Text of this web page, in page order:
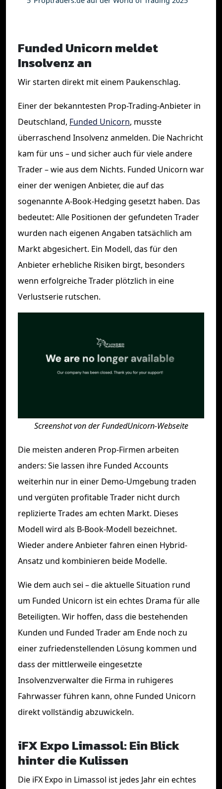
Funded Unicorn meldet
Insolvenz an
Wir starten direkt mit einem Paukenschlag.
Einer der bekanntesten Prop-Trading-Anbieter in
Deutschland, Funded Unicorn, musste
überraschend Insolvenz anmelden. Die Nachricht
kam für uns – und sicher auch für viele andere
Trader – wie aus dem Nichts. Funded Unicorn war
einer der wenigen Anbieter, die auf das
sogenannte A-Book-Hedging gesetzt haben. Das
bedeutet: Alle Positionen der gefundeten Trader
wurden nach eigenen Angaben tatsächlich am
Markt abgesichert. Ein Modell, das für den
Anbieter erhebliche Risiken birgt, besonders
wenn erfolgreiche Trader plötzlich in eine
Verlustserie rutschen.
Screenshot von der FundedUnicorn-Webseite
Die meisten anderen Prop-Firmen arbeiten
anders: Sie lassen ihre Funded Accounts
weiterhin nur in einer Demo-Umgebung traden
und vergüten profitable Trader nicht durch
replizierte Trades am echten Markt. Dieses
Modell wird als B-Book-Modell bezeichnet.
Wieder andere Anbieter fahren einen Hybrid-
Ansatz und kombinieren beide Modelle.
Wie dem auch sei – die aktuelle Situation rund
um Funded Unicorn ist ein echtes Drama für alle
Beteiligten. Wir hoffen, dass die bestehenden
Kunden und Funded Trader am Ende noch zu
einer zufriedenstellenden Lösung kommen und
dass der mittlerweile eingesetzte
Insolvenzverwalter die Firma in ruhigeres
Fahrwasser führen kann, ohne Funded Unicorn
direkt vollständig abzuwickeln.
iFX Expo Limassol: Ein Blick
hinter die Kulissen
Die iFX Expo in Limassol ist jedes Jahr ein echtes